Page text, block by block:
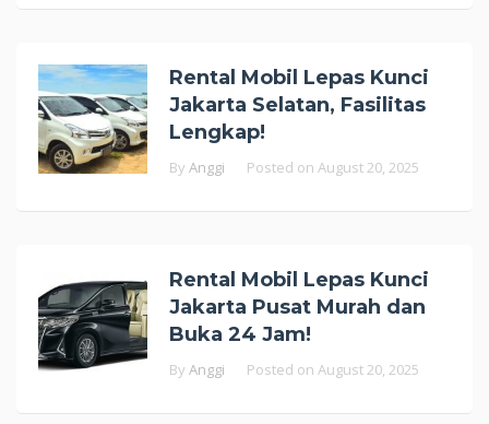
Rental Mobil Lepas Kunci
Jakarta Selatan, Fasilitas
Lengkap!
By Anggi Posted on August 20, 2025
Rental Mobil Lepas Kunci
Jakarta Pusat Murah dan
Buka 24 Jam!
By Anggi Posted on August 20, 2025